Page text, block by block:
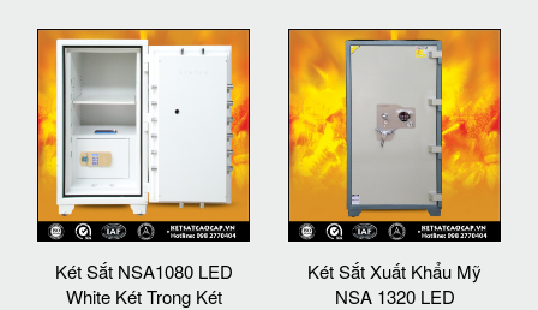
Két Sắt NSA1080 LED
White Két Trong Két
Két Sắt Xuất Khẩu Mỹ
NSA 1320 LED